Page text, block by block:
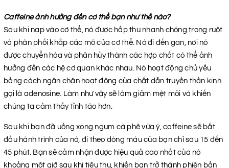
Caffeine ảnh hưởng đến cơ thể bạn như thế nào?
Sau khi nạp vào cơ thể, nó được hấp thu nhanh chóng trong ruột
và phân phối khắp các mô của cơ thể. Nó đi đến gan, nơi nó
được chuyển hóa và phân hủy thành các hợp chất có thể ảnh
hưởng đến các hệ cơ quan khác nhau. Nó hoạt động chủ yếu
bằng cách ngăn chặn hoạt động của chất dẫn truyền thần kinh
gọi là adenosine. Làm như vậy sẽ làm giảm mệt mỏi và khiến
chúng ta cảm thấy tỉnh táo hơn.
Sau khi bạn đã uống xong ngụm cà phê vừa ý, caffeine sẽ bắt
đầu hành trình của nó, đi theo dòng máu của bạn chỉ sau 15 đến
45 phút. Bạn sẽ cảm nhận được hiệu quả cao nhất của nó
khoảng một giờ sau khi tiêu thụ, khiến bạn trở thành phiên bản